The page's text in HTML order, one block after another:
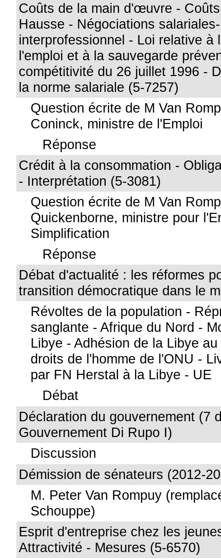
Coûts de la main d'œuvre -
Hausse - Négociations
interprofessionnel - Loi relative à
l'emploi et à la sauvegarde
compétitivité du 26 juillet 1996 -
la norme salariale (5-7257)
Question écrite de M Van
Coninck, ministre de l'Emploi
Réponse
Crédit à la consommation -
- Interprétation (5-3081)
Question écrite de M Van
Quickenborne, ministre pour
Simplification
Réponse
Débat d'actualité : les réformes
transition démocratique dans le
Révoltes de la population -
sanglante - Afrique du Nord -
Libye - Adhésion de la Libye
droits de l'homme de l'ONU -
par FN Herstal à la Libye - UE
Débat
Déclaration du gouvernement (7
Gouvernement Di Rupo I)
Discussion
Démission de sénateurs (2012-
M. Peter Van Rompuy
Schouppe)
Esprit d'entreprise chez les
Attractivité - Mesures (5-6570)